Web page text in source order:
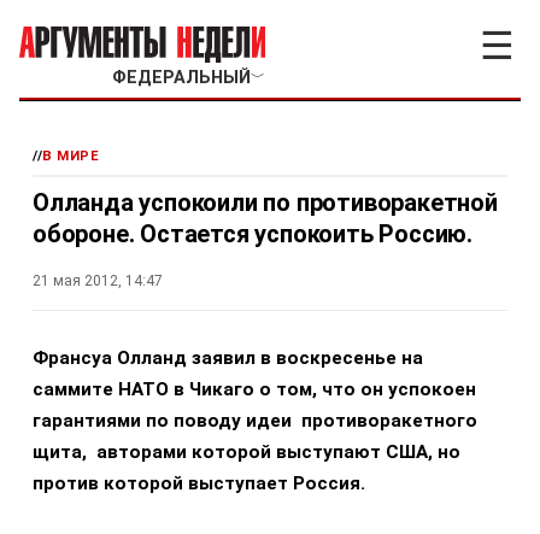
ФЕДЕРАЛЬНЫЙ ﹀
☰
//В МИРЕ
Олланда успокоили по противоракетной
обороне. Остается успокоить Россию.
21 мая 2012, 14:47
Франсуа Олланд заявил в воскресенье на
саммите НАТО в Чикаго о том, что он успокоен
гарантиями по поводу идеи противоракетного
щита, авторами которой выступают США, но
против которой выступает Россия.